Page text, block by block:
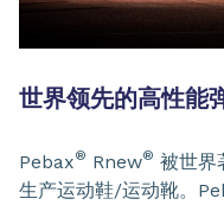
世界领先的高性能
Pebax® Rnew® 被世界
生产运动鞋/运动靴。